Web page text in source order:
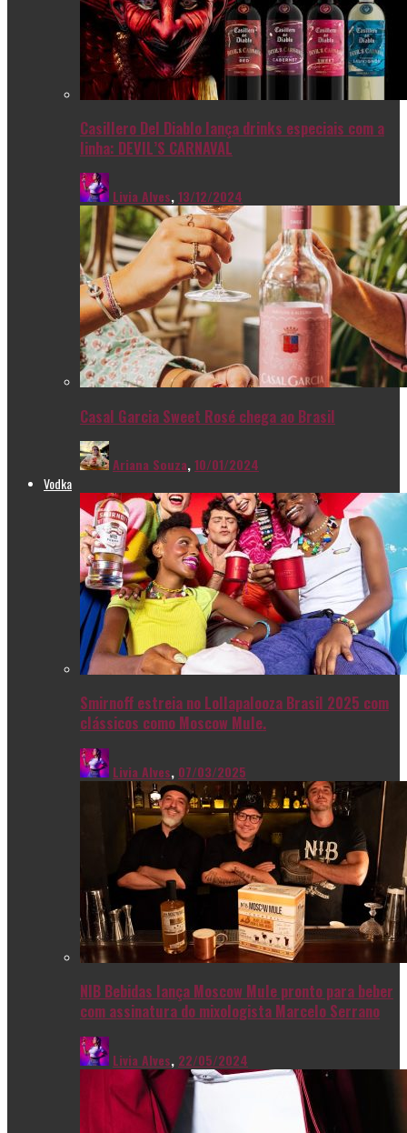
Casillero Del Diablo lança drinks especiais com a
linha: DEVIL’S CARNAVAL
Livia Alves,13/12/2024
Casal Garcia Sweet Rosé chega ao Brasil
Ariana Souza,10/01/2024
Vodka
Smirnoff estreia no Lollapalooza Brasil 2025 com
clássicos como Moscow Mule.
Livia Alves, 07/03/2025
NIB Bebidas lança Moscow Mule pronto para beber
com assinatura do mixologista Marcelo Serrano
Livia Alves, 22/05/2024